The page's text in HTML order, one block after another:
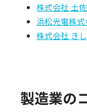
株式会社 土
浜松光電株
株式会社 き
製造業の